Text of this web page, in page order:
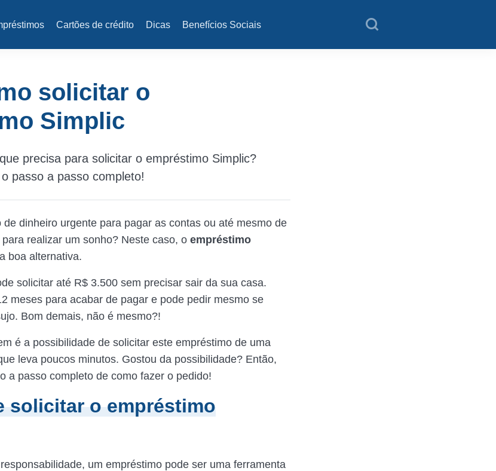
Cartões de crédito Dicas Benefícios Sociais
solicitar o
Simplic
precisa para solicitar o empréstimo Simplic?
passo a passo completo!
de dinheiro urgente para pagar as contas ou até mesmo de
realizar um sonho? Neste caso, o empréstimo
boa alternativa.
solicitar até R$ 3.500 sem precisar sair da sua casa.
meses para acabar de pagar e pode pedir mesmo se
Bom demais, não é mesmo?!
é a possibilidade de solicitar este empréstimo de uma
leva poucos minutos. Gostou da possibilidade? Então,
a passo completo de como fazer o pedido!
solicitar o empréstimo
um empréstimo pode ser uma ferramenta